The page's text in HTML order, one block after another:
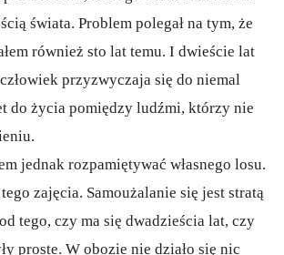
świata. Problem polegał na tym, że
również sto lat temu. I dwieście lat
przyzwyczaja się do niemal
do życia pomiędzy ludźmi, którzy nie
jednak rozpamiętywać własnego losu.
zajęcia. Samoużalanie się jest stratą
tego, czy ma się dwadzieścia lat, czy
proste. W obozie nie działo się nic